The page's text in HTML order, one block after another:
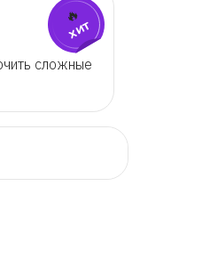
сложные
🔥
хит